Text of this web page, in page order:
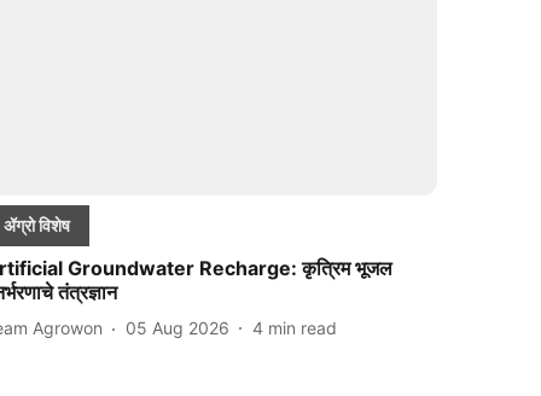
ॲग्रो विशेष
Groundwater Recharge: कृत्रिम भूजल
तंत्रज्ञान
Agrowon 05 Aug 2026 4 min read